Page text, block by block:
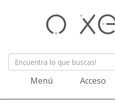
Menú Acceso